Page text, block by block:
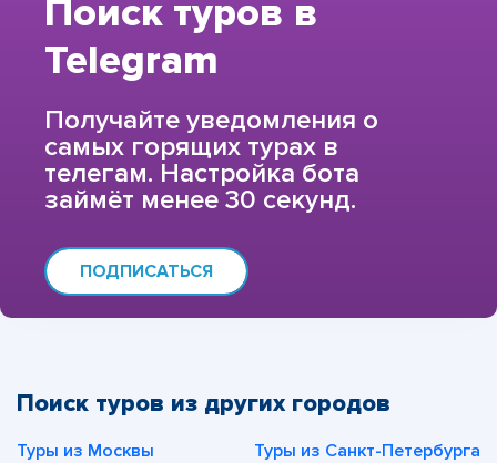
Поиск туров в
Telegram
Получайте уведомления о
самых горящих турах в
телегам. Настройка бота
займёт менее 30 секунд.
ПОДПИСАТЬСЯ
Поиск туров из других городов
Туры из Москвы
Туры из Санкт-Петербурга